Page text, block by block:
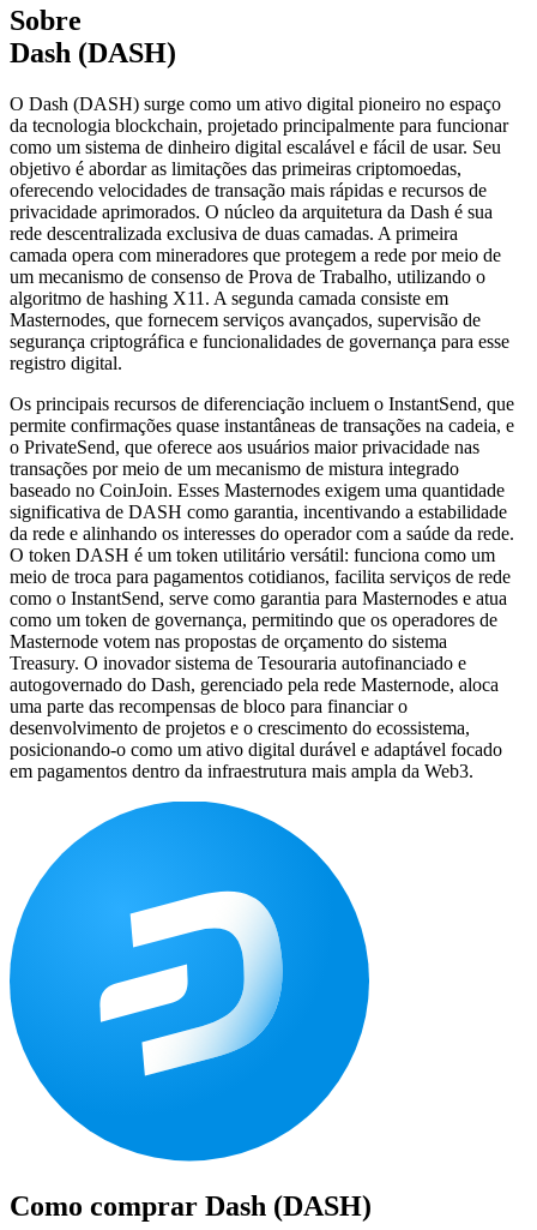
Sobre
Dash (DASH)
O Dash (DASH) surge como um ativo digital pioneiro no espaço
da tecnologia blockchain, projetado principalmente para funcionar
como um sistema de dinheiro digital escalável e fácil de usar. Seu
objetivo é abordar as limitações das primeiras criptomoedas,
oferecendo velocidades de transação mais rápidas e recursos de
privacidade aprimorados. O núcleo da arquitetura da Dash é sua
rede descentralizada exclusiva de duas camadas. A primeira
camada opera com mineradores que protegem a rede por meio de
um mecanismo de consenso de Prova de Trabalho, utilizando o
algoritmo de hashing X11. A segunda camada consiste em
Masternodes, que fornecem serviços avançados, supervisão de
segurança criptográfica e funcionalidades de governança para esse
registro digital.
Os principais recursos de diferenciação incluem o InstantSend, que
permite confirmações quase instantâneas de transações na cadeia, e
o PrivateSend, que oferece aos usuários maior privacidade nas
transações por meio de um mecanismo de mistura integrado
baseado no CoinJoin. Esses Masternodes exigem uma quantidade
significativa de DASH como garantia, incentivando a estabilidade
da rede e alinhando os interesses do operador com a saúde da rede.
O token DASH é um token utilitário versátil: funciona como um
meio de troca para pagamentos cotidianos, facilita serviços de rede
como o InstantSend, serve como garantia para Masternodes e atua
como um token de governança, permitindo que os operadores de
Masternode votem nas propostas de orçamento do sistema
Treasury. O inovador sistema de Tesouraria autofinanciado e
autogovernado do Dash, gerenciado pela rede Masternode, aloca
uma parte das recompensas de bloco para financiar o
desenvolvimento de projetos e o crescimento do ecossistema,
posicionando-o como um ativo digital durável e adaptável focado
em pagamentos dentro da infraestrutura mais ampla da Web3.
Como comprar Dash (DASH)